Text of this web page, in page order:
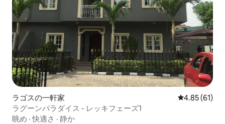
ラゴスの一軒家 レビュー61
4.85 (61)
ラグーンパラダイス - レッキフェーズ1
眺め ·快適さ · 静か